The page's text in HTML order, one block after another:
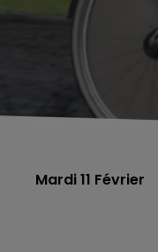
Mardi 11 Février